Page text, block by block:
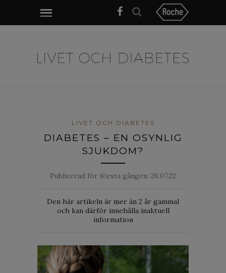
LIVET OCH DIABETES
DIABETES – EN OSYNLIG
SJUKDOM?
Publicerad för första gången: 26.07.22
Den här artikeln är mer än 2 år gammal
och kan därför innehålla inaktuell
information